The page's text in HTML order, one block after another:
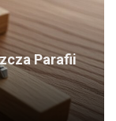
Parafii